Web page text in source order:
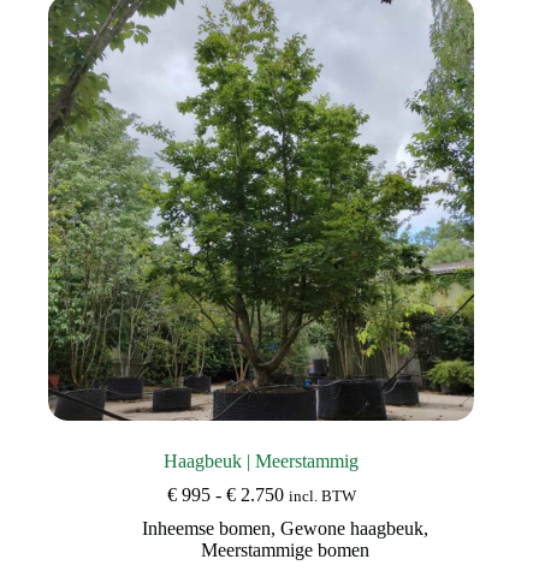
Deze
optie
kan
gekozen
worden
op
de
productpagina
Haagbeuk | Meerstammig
€995 - €2.750Prijsklasse:
tot
€ 2.750
incl. BTW
Inheemse bomen,Gewone haagbeuk,
Meerstammige bomen